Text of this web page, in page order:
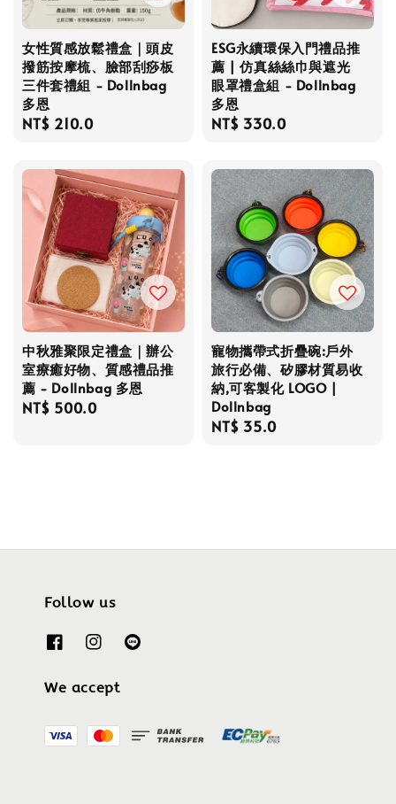
女性質感放鬆禮盒｜頭皮
撥筋按摩梳、臉部刮痧板
三件套禮組 - Dollnbag
多恩
Regular
NT$ 210.0
ESG永續環保入門禮品推
薦 | 仿真絲絲巾與遮光
眼罩禮盒組 - Dollnbag
多恩
Regular
NT$ 330.0
中秋雅聚限定禮盒｜辦公
室療癒好物、質感禮品推
薦 - Dollnbag 多恩
Regular
NT$ 500.0
寵物攜帶式折疊碗:戶外
旅行必備、矽膠材質易收
納,可客製化 LOGO |
Dollnbag
Regular
NT$ 35.0
Follow us
We accept